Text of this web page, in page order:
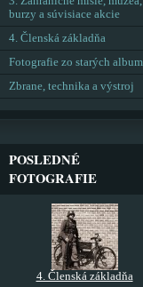
burzy a súvisiace akcie
4. Členská základňa
Fotografie zo starých
Zbrane, technika a výstroj
POSLEDNÉ
FOTOGRAFIE
4. Členská základňa